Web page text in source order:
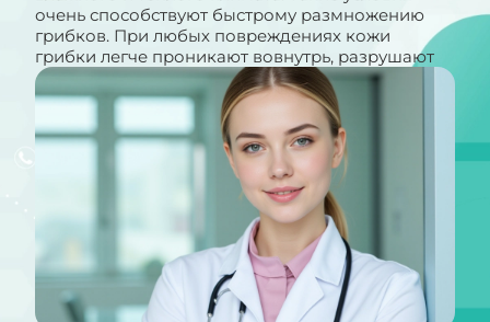
очень способствуют быстрому размножению
грибков. При любых повреждениях кожи
грибки легче проникают вовнутрь, разрушают